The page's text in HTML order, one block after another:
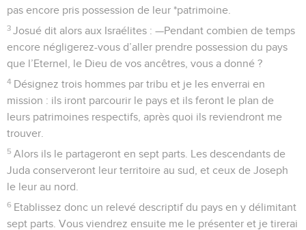
pas encore pris possession de leur *patrimoine.
3 Josué dit alors aux Israélites : —Pendant combien de temps
encore négligerez-vous d’aller prendre possession du pays
que l’Eternel, le Dieu de vos ancêtres, vous a donné ?
4 Désignez trois hommes par tribu et je les enverrai en
mission : ils iront parcourir le pays et ils feront le plan de
leurs patrimoines respectifs, après quoi ils reviendront me
trouver.
5 Alors ils le partageront en sept parts. Les descendants de
Juda conserveront leur territoire au sud, et ceux de Joseph
le leur au nord.
6 Etablissez donc un relevé descriptif du pays en y délimitant
sept parts. Vous viendrez ensuite me le présenter et je tirerai